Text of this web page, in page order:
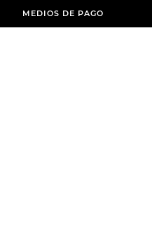
MEDIOS DE PAGO